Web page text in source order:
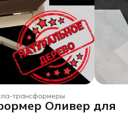
трансформеры
Оливер для